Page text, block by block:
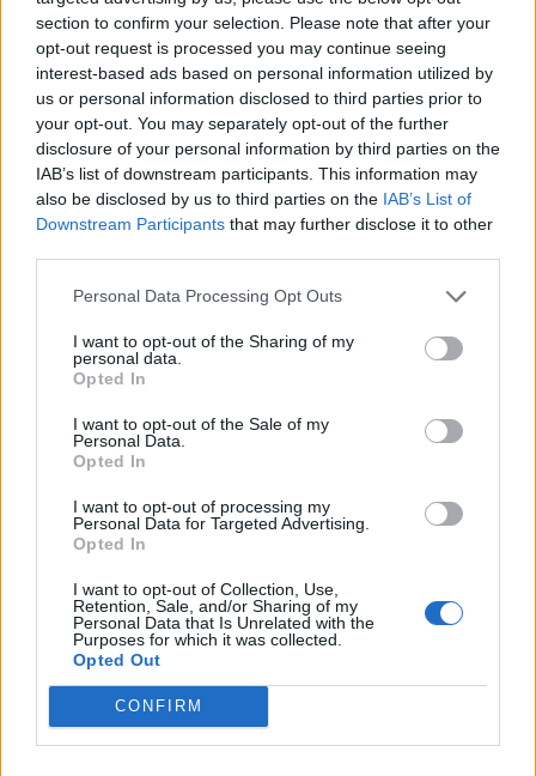
section to confirm your selection. Please note that after your
opt-out request is processed you may continue seeing
interest-based ads based on personal information utilized by
us or personal information disclosed to third parties prior to
your opt-out. You may separately opt-out of the further
disclosure of your personal information by third parties on the
IAB’s list of downstream participants. This information may
also be disclosed by us to third parties on the IAB’s List of
Downstream Participants that may further disclose it to other
Personal Data Processing Opt Outs
I want to opt-out of the Sharing of my
personal data.
Opted In
I want to opt-out of the Sale of my
Personal Data.
Opted In
I want to opt-out of processing my
Personal Data for Targeted Advertising.
Opted In
I want to opt-out of Collection, Use,
Retention, Sale, and/or Sharing of my
Personal Data that Is Unrelated with the
Purposes for which it was collected.
Opted Out
CONFIRM
ΑΓΡΟΤΙΚΑ • ΚΡΗΤΗ
Κρήτη – αγροτοκτηνοτρόφοι:
Συσσωρεύονται τα προβλήματα –
Έρχονται αντιδράσεις
5 Αυγούστου 2026 16:48
ΚΡΗΤΗ ΝΕΟΙ ΟΡΙΖΟΝΤΕΣ
Κρήτη: Τραγικές ελλείψεις στα
φαρμακεία – Λείπουν ακόμη και
ΚΡΗΤΗ ΝΕΟΙ ΟΡΙΖΟΝΤΕΣ
Κρήτη: Πάνω από 10.500 αφίξεις
5 Αυγούστου 2026 13:18
Χανιά: Ο “Κατά φαντασίαν ασθενής”
του Μολιέρου στο Θέατρο
ΓΕΎΣΗ - ΨΥΧΑΓΩΓΊΑ • ΔΉΜΟΣ ΚΙΣΆΜΟΥ
ΝΕΟΙ ΟΡΙΖΟΝΤΕΣ • ΠΟΛΙΤΙΣΜΟΣ
Τέχνης: Το πρόγραμμα των
εκδηλώσεων